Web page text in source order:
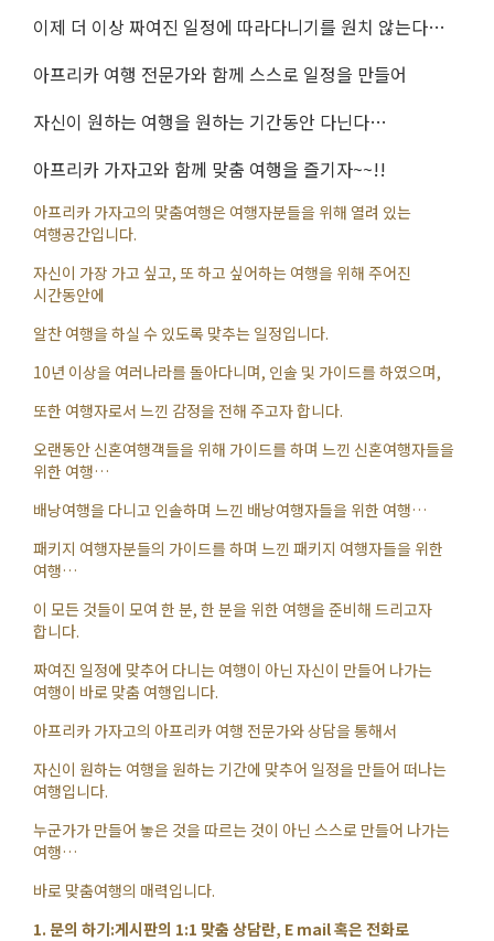
이제 더 이상 짜여진 일정에 따라다니기를 원치 않는다…
아프리카 여행 전문가와 함께 스스로 일정을 만들어
자신이 원하는 여행을 원하는 기간동안 다닌다…
아프리카 가자고와 함께 맞춤 여행을 즐기자~~!!
아프리카 가자고의 맞춤여행은 여행자분들을 위해 열려 있는
여행공간입니다.
자신이 가장 가고 싶고, 또 하고 싶어하는 여행을 위해 주어진
시간동안에
알찬 여행을 하실 수 있도록 맞추는 일정입니다.
10년 이상을 여러나라를 돌아다니며, 인솔 및 가이드를 하였으며,
또한 여행자로서 느낀 감정을 전해 주고자 합니다.
오랜동안 신혼여행객들을 위해 가이드를 하며 느낀 신혼여행자들을
위한 여행…
배낭여행을 다니고 인솔하며 느낀 배낭여행자들을 위한 여행…
패키지 여행자분들의 가이드를 하며 느낀 패키지 여행자들을 위한
여행…
이 모든 것들이 모여 한 분, 한 분을 위한 여행을 준비해 드리고자
합니다.
짜여진 일정에 맞추어 다니는 여행이 아닌 자신이 만들어 나가는
여행이 바로 맞춤 여행입니다.
아프리카 가자고의 아프리카 여행 전문가와 상담을 통해서
자신이 원하는 여행을 원하는 기간에 맞추어 일정을 만들어 떠나는
여행입니다.
누군가가 만들어 놓은 것을 따르는 것이 아닌 스스로 만들어 나가는
여행…
바로 맞춤여행의 매력입니다.
1. 문의 하기:게시판의 1:1 맞춤 상담란, E mail 혹은 전화로